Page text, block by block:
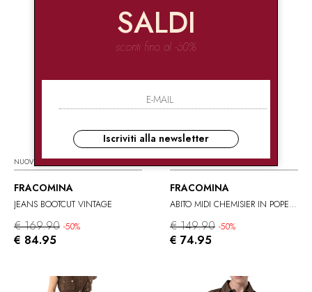
NUOVI ARRIVI
FRACOMINA
JEANS BOOTCUT VINTAGE
€ 169.90 -50%
€ 84.95
NUOVI ARRIVI
FRACOMINA
ABITO MIDI CHEMISIER IN POPELINE
€ 149.90 -50%
€ 74.95
SALDI
sconti fino al -60%
Iscriviti alla newsletter